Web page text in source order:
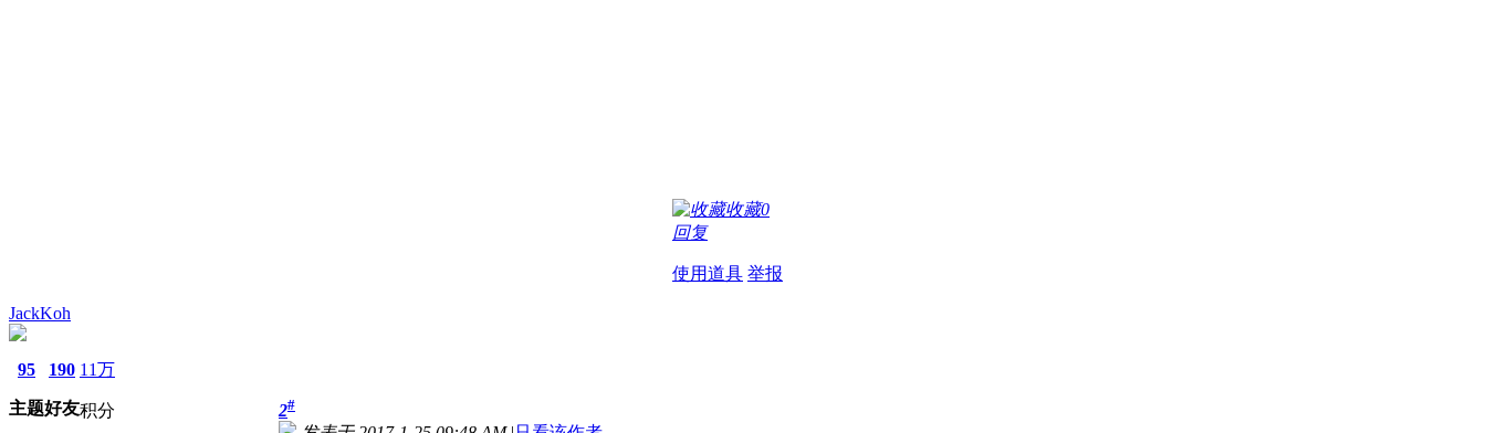
收藏0
回复
使用道具 举报
JackKoh
95
主题
190
好友
11万
积分 2#